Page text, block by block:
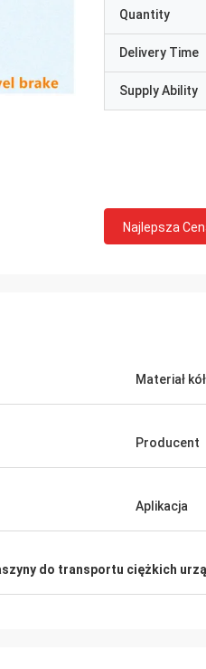
Quantity
Delivery Time
Supply Ability
Najlepsza
Materiał kół
Producent
Aplikacja
do transportu ciężkich